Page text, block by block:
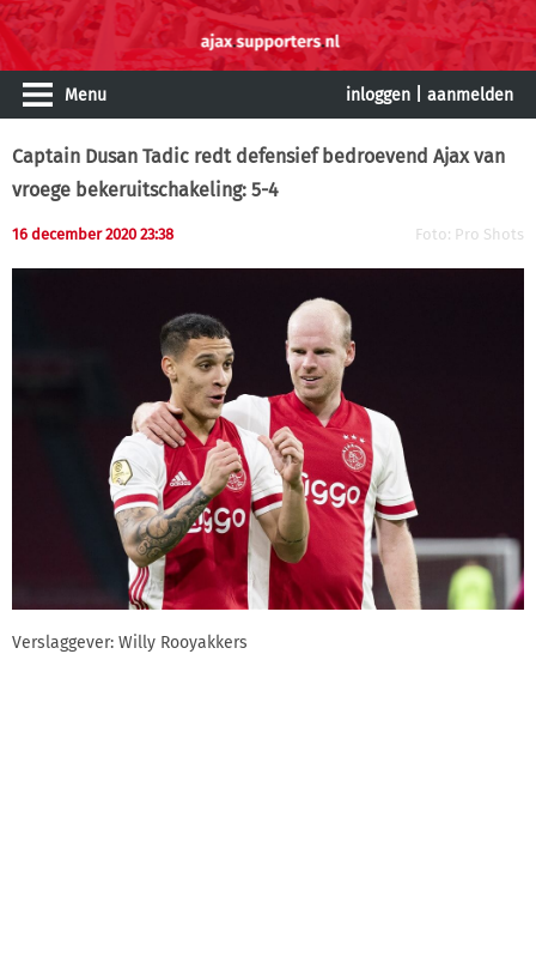
Menu inloggen aanmelden
Captain Dusan Tadic redt defensief bedroevend Ajax van
vroege bekeruitschakeling: 5-4
16 december 2020 23:38 Foto: Pro Shots
Verslaggever: Willy Rooyakkers